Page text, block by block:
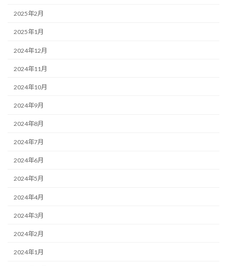
2025年2月
2025年1月
2024年12月
2024年11月
2024年10月
2024年9月
2024年8月
2024年7月
2024年6月
2024年5月
2024年4月
2024年3月
2024年2月
2024年1月